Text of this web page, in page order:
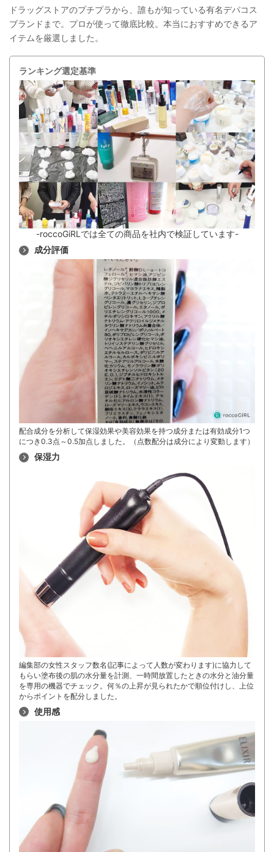
ドラッグストアのプチプラから、誰もが知っている有名デパコス
ブランドまで。プロが使って徹底比較。本当におすすめできるア
イテムを厳選しました。
ランキング選定基準
-roccoGiRLでは全ての商品を社内で検証しています-
成分評価
配合成分を分析して保湿効果や美容効果を持つ成分または有効成分1つ
につき0.3点～0.5加点しました。（点数配分は成分により変動します）
保湿力
編集部の女性スタッフ数名(記事によって人数が変わります)に協力して
もらい塗布後の肌の水分量を計測、一時間放置したときの水分と油分量
を専用の機器でチェック。何％の上昇が見られたかで順位付けし、上位
からポイントを配分しました。
使用感